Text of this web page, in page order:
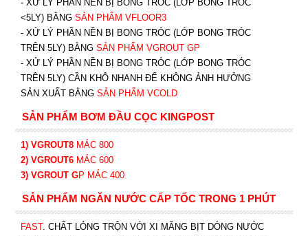
- XỬ LÝ PHẦN NỀN BỊ BONG TRÓC (LỚP BONG TRÓC
<5LY) BẰNG SẢN PHẨM VFLOOR3
- XỬ LÝ PHẦN NỀN BỊ BONG TRÓC (LỚP BONG TRÓC
TRÊN 5LY) BẰNG SẢN PHẨM VGROUT GP
- XỬ LÝ PHẦN NỀN BỊ BONG TRÓC (LỚP BONG TRÓC
TRÊN 5LY) CẦN KHÔ NHANH ĐỂ KHÔNG ẢNH HƯỞNG
SẢN XUẤT BẰNG SẢN PHẨM VCOLD
SẢN PHẨM BƠM ĐẦU CỌC KINGPOST
1) VGROUT8 MÁC 800
2) VGROUT6MÁC 600
3) VGROUT GP MÁC 400
SẢN PHẨM NGĂN NƯỚC CẤP TỐC TRONG 1 PHÚT
FAST. CHẤT LỎNG TRỘN VỚI XI MĂNG BỊT DÒNG NƯỚC